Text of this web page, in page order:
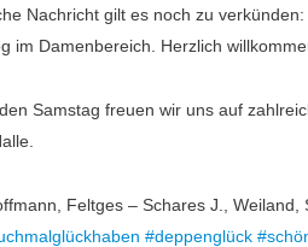
Nachricht gilt es noch zu
im Damenbereich. Herzlich
Samstag freuen wir uns auf
Feltges – Schares J.,
#deppenglück